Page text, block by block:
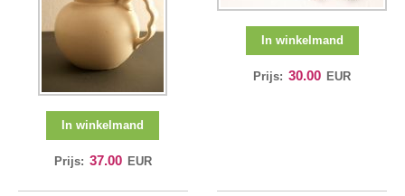
In winkelmand
Prijs: 37.00 EUR
In winkelmand
Prijs: 30.00 EUR